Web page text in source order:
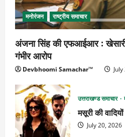
मनोरंजन राष्ट्रीय समाचार
अंजना सिंह की एफआईआर :
गंभीर आरोप
Devbhoomi Samachar™
उत्तराखण्ड समाचार
मसूरी की
July 20, 2026